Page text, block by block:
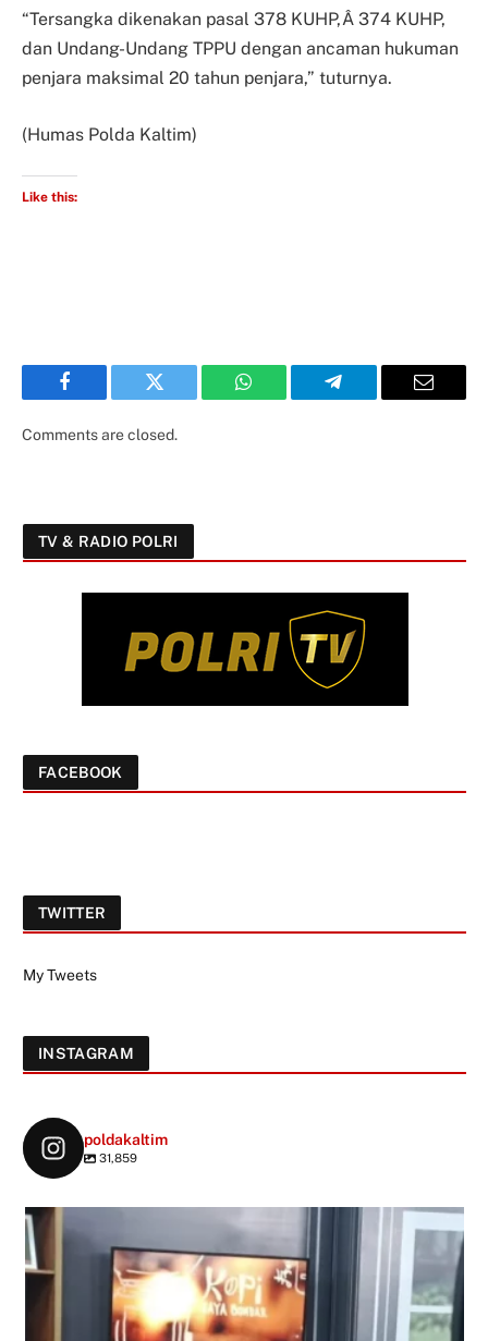
“Tersangka dikenakan pasal 378 KUHP,Â 374 KUHP,
dan Undang-Undang TPPU dengan ancaman hukuman
penjara maksimal 20 tahun penjara,” tuturnya.
(Humas Polda Kaltim)
Like this:
Facebook Twitter WhatsApp Telegram Email
Comments are closed.
TV & RADIO POLRI
FACEBOOK
TWITTER
My Tweets
INSTAGRAM
poldakaltim
31,859